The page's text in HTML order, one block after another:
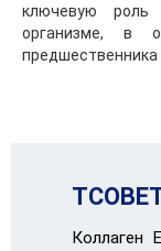
ключевую
организме, в
предшественника
Коллаген